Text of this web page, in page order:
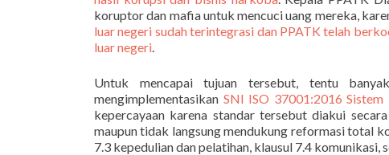
koruptor dan mafia untuk mencuci uang mereka,
luar negeri sudah terintegrasi dan PPATK telah
luar negeri.
Untuk mencapai tujuan tersebut, tentu
mengimplementasikan SNI ISO 37001:2016
kepercayaan karena standar tersebut diakui
maupun tidak langsung mendukung reformasi total
7.3 kepedulian dan pelatihan, klausul 7.4